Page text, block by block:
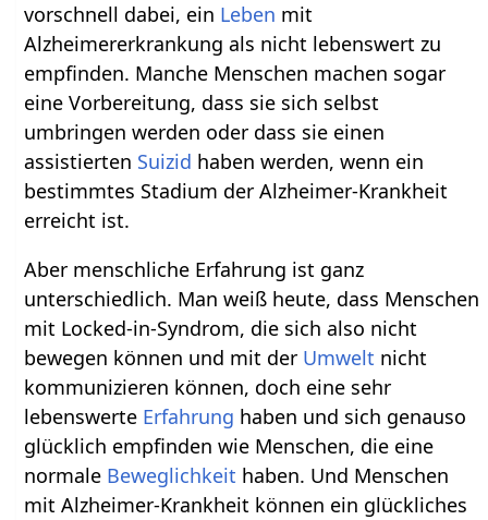
vorschnell dabei, ein Leben mit
Alzheimererkrankung als nicht lebenswert zu
empfinden. Manche Menschen machen sogar
eine Vorbereitung, dass sie sich selbst
umbringen werden oder dass sie einen
assistierten Suizid haben werden, wenn ein
bestimmtes Stadium der Alzheimer-Krankheit
erreicht ist.
Aber menschliche Erfahrung ist ganz
unterschiedlich. Man weiß heute, dass Menschen
mit Locked-in-Syndrom, die sich also nicht
bewegen können und mit der Umwelt nicht
kommunizieren können, doch eine sehr
lebenswerte Erfahrung haben und sich genauso
glücklich empfinden wie Menschen, die eine
normale Beweglichkeit haben. Und Menschen
mit Alzheimer-Krankheit können ein glückliches